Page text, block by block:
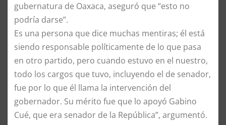
gubernatura de Oaxaca, aseguró que “esto no
podría darse”.
Es una persona que dice muchas mentiras; él está
siendo responsable políticamente de lo que pasa
en otro partido, pero cuando estuvo en el nuestro,
todo los cargos que tuvo, incluyendo el de senador,
fue por lo que él llama la intervención del
gobernador. Su mérito fue que lo apoyó Gabino
Cué, que era senador de la República”, argumentó.